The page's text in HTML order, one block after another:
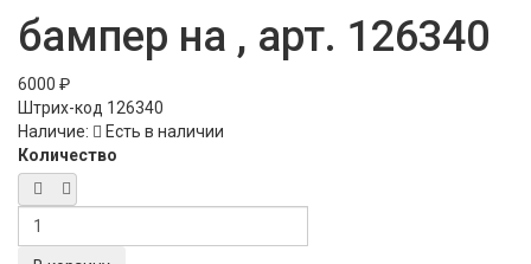
бампер на , арт. 126340
6000 ₽
Штрих-код 126340
Наличие:
Есть в наличии
Количество